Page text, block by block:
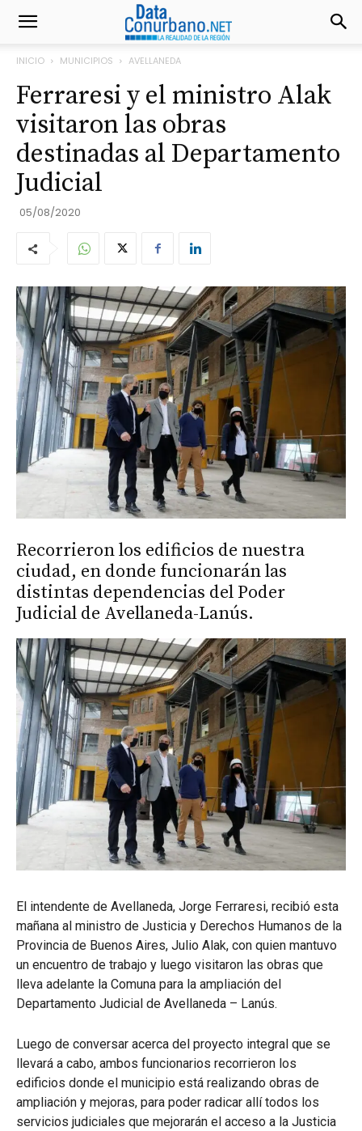
INICIO MUNICIPIOS AVELLANEDA
Ferraresi y el ministro Alak
visitaron las obras
destinadas al Departamento
Judicial
05/08/2020
Recorrieron los edificios de nuestra
ciudad, en donde funcionarán las
distintas dependencias del Poder
Judicial de Avellaneda-Lanús.
El intendente de Avellaneda, Jorge Ferraresi, recibió esta
mañana al ministro de Justicia y Derechos Humanos de la
Provincia de Buenos Aires, Julio Alak, con quien mantuvo
un encuentro de trabajo y luego visitaron las obras que
lleva adelante la Comuna para la ampliación del
Departamento Judicial de Avellaneda – Lanús.
Luego de conversar acerca del proyecto integral que se
llevará a cabo, ambos funcionarios recorrieron los
edificios donde el municipio está realizando obras de
ampliación y mejoras, para poder radicar allí todos los
servicios judiciales que mejorarán el acceso a la Justicia